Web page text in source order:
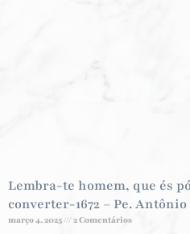
Lembra-te homem, que és
converter-1672 – Pe.
março 4, 2025 2 Comentários